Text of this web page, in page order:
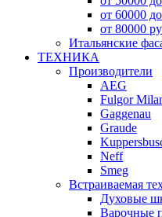
от 60000
от 80000
Итальянские
ТЕХНИКА
Производители
AEG
Fulgor
Gaggenau
Graude
Neff
Smeg
Встраиваемая
Духовые
Варочные